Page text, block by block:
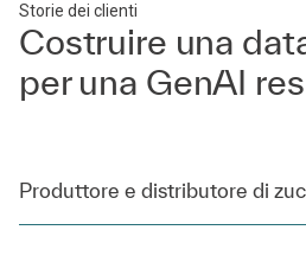
Storie dei clienti
Costruire una
per una GenAI
Produttore e distributore di